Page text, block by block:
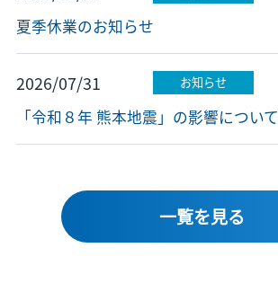
夏季休業のお知らせ
2026/07/31 お知らせ
「令和８年 熊本地震」の影響について
一覧を見る